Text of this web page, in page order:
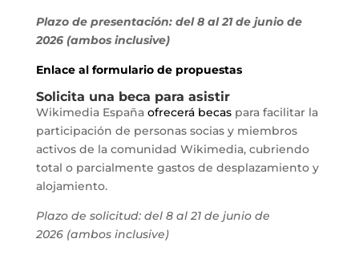
Plazo de presentación: del 8 al 21 de junio de
2026 (ambos inclusive)
Enlace al formulario de propuestas
Solicita una beca para asistir
Wikimedia España ofrecerá becaspara facilitar la
participación de personas socias y miembros
activos de la comunidad Wikimedia, cubriendo
total o parcialmente gastos de desplazamiento y
alojamiento.
Plazo de solicitud: del 8 al 21 de junio de
2026 (ambos inclusive)